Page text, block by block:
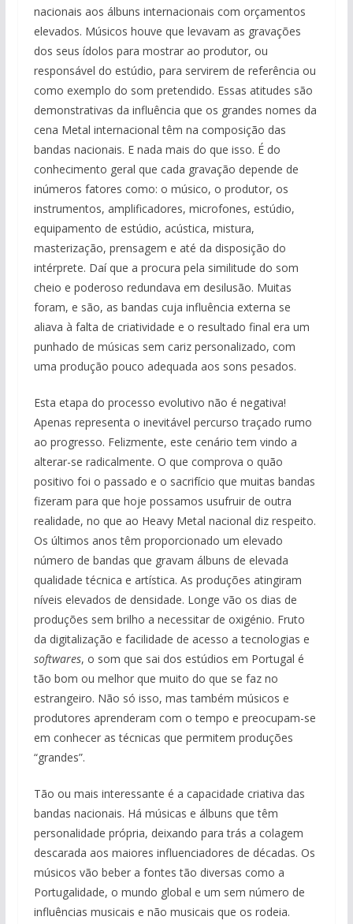
nacionais aos álbuns internacionais com orçamentos
elevados. Músicos houve que levavam as gravações
dos seus ídolos para mostrar ao produtor, ou
responsável do estúdio, para servirem de referência ou
como exemplo do som pretendido. Essas atitudes são
demonstrativas da influência que os grandes nomes da
cena Metal internacional têm na composição das
bandas nacionais. E nada mais do que isso. É do
conhecimento geral que cada gravação depende de
inúmeros fatores como: o músico, o produtor, os
instrumentos, amplificadores, microfones, estúdio,
equipamento de estúdio, acústica, mistura,
masterização, prensagem e até da disposição do
intérprete. Daí que a procura pela similitude do som
cheio e poderoso redundava em desilusão. Muitas
foram, e são, as bandas cuja influência externa se
aliava à falta de criatividade e o resultado final era um
punhado de músicas sem cariz personalizado, com
uma produção pouco adequada aos sons pesados.
Esta etapa do processo evolutivo não é negativa!
Apenas representa o inevitável percurso traçado rumo
ao progresso. Felizmente, este cenário tem vindo a
alterar-se radicalmente. O que comprova o quão
positivo foi o passado e o sacrifício que muitas bandas
fizeram para que hoje possamos usufruir de outra
realidade, no que ao Heavy Metal nacional diz respeito.
Os últimos anos têm proporcionado um elevado
número de bandas que gravam álbuns de elevada
qualidade técnica e artística. As produções atingiram
níveis elevados de densidade. Longe vão os dias de
produções sem brilho a necessitar de oxigénio. Fruto
da digitalização e facilidade de acesso a tecnologias e
softwares, o som que sai dos estúdios em Portugal é
tão bom ou melhor que muito do que se faz no
estrangeiro. Não só isso, mas também músicos e
produtores aprenderam com o tempo e preocupam-se
em conhecer as técnicas que permitem produções
“grandes”.
Tão ou mais interessante é a capacidade criativa das
bandas nacionais. Há músicas e álbuns que têm
personalidade própria, deixando para trás a colagem
descarada aos maiores influenciadores de décadas. Os
músicos vão beber a fontes tão diversas como a
Portugalidade, o mundo global e um sem número de
influências musicais e não musicais que os rodeia.